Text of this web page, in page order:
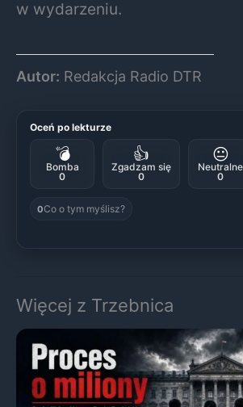
w wydarzeniu.
Autor: Redakcja Radio DTR
Oceń po lekturze
💣
Bomba
0
👍
Zgadzam się
0
😐
Neutralne
0
0Co o tym myślisz?
Więcej z Trzebnica